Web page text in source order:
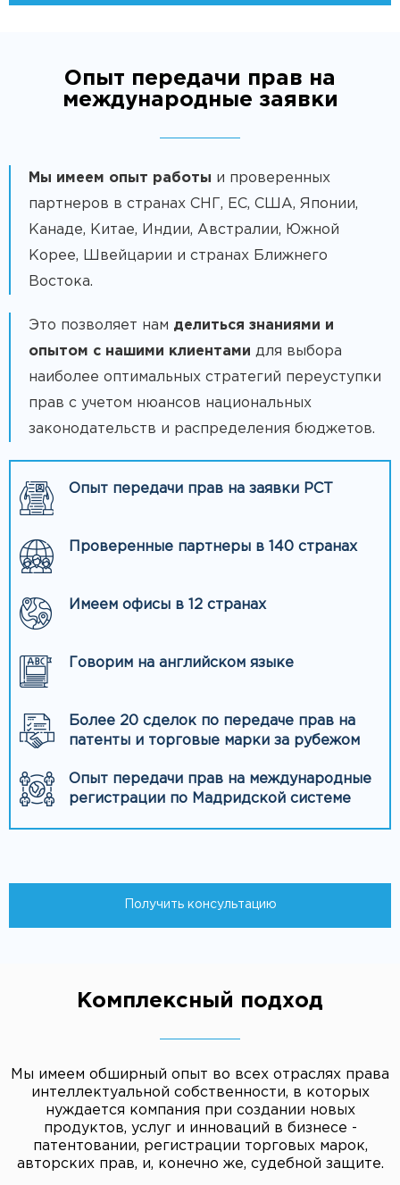
Опыт передачи прав на
международные заявки
Мы имеем опыт работы и проверенных
партнеров в странах СНГ, ЕС, США, Японии,
Канаде, Китае, Индии, Австралии, Южной
Корее, Швейцарии и странах Ближнего
Востока.
Это позволяет нам делиться знаниями и
опытом с нашими клиентами для выбора
наиболее оптимальных стратегий переуступки
прав с учетом нюансов национальных
законодательств и распределения бюджетов.
Опыт передачи прав на заявки РСТ
Проверенные партнеры в 140 странах
Имеем офисы в 12 странах
Говорим на английском языке
Более 20 сделок по передаче прав на
патенты и торговые марки за рубежом
Опыт передачи прав на международные
регистрации по Мадридской системе
Получить консультацию
Комплексный подход
Мы имеем обширный опыт во всех отраслях права
интеллектуальной собственности, в которых
нуждается компания при создании новых
продуктов, услуг и инноваций в бизнесе -
патентовании, регистрации торговых марок,
авторских прав, и, конечно же, судебной защите.